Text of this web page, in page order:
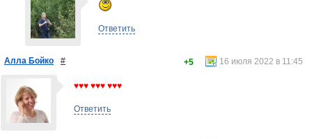
Ответить
Алла Бойко # 16 июля 2022 в 11:45
+5
♥♥♥ ♥♥♥ ♥♥♥
Ответить